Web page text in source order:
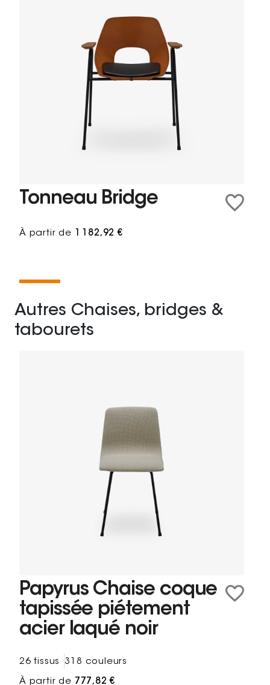
Tonneau Bridge
À partir de 1 182,92 €
Autres Chaises, bridges &
tabourets
Papyrus Chaise coque
tapissée piétement
acier laqué noir
26 tissus 318 couleurs
À partir de 777,82 €